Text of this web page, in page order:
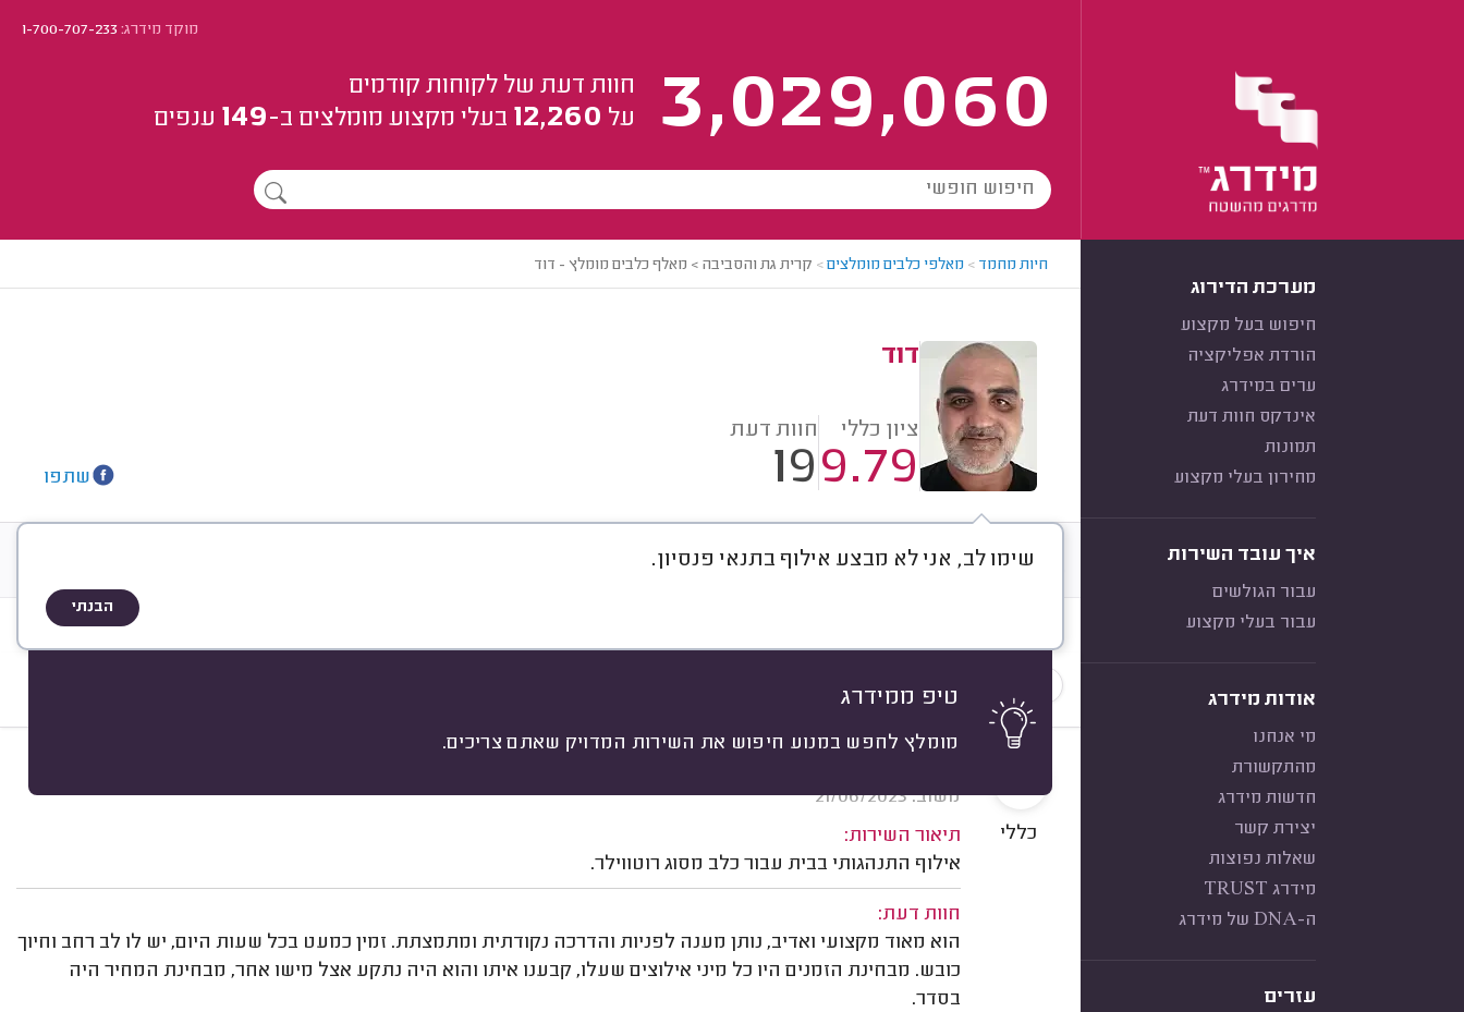
מוקד מידרג:1-700-707-233
3,029,060
חוות דעת של לקוחות קודמים
על 12,260 בעלי מקצוע מומלצים ב-149 ענפים
מערכת הדירוג
חיפוש בעל מקצוע
הורדת אפליקציה
ערים במידרג
אינדקס חוות דעת
תמונות
מחירון בעלי מקצוע
איך עובד השירות
עבור הגולשים
עבור בעלי מקצוע
אודות מידרג
מי אנחנו
מהתקשורת
חדשות מידרג
יצירת קשר
שאלות נפוצות
מידרג TRUST
ה-DNA של מידרג
עזרים
חיות מחמד > מאלפי כלבים מומלצים> קרית גת והסביבה > מאלף כלבים מומלץ - דוד
דוד
ציון כללי
9.79
חוות דעת
19 שתפו
שימו לב, אני לא מבצע אילוף בתנאי פנסיון.
הבנתי
טיפ ממידרג
מומלץ לחפש במנוע חיפוש את השירות המדויק שאתם צריכים.
דברו איתי חוות דעת מחירים
גור או כלב בוגר
משוב: 21/06/2023
תיאור השירות:
אילוף התנהגותי בבית עבור כלב מסוג רוטווילר.
חוות דעת:
הוא מאוד מקצועי ואדיב, נותן מענה לפניות והדרכה נקודתית ומתמצתת. זמין כמעט בכל שעות היום, יש לו לב רחב וחיוך
כובש. מבחינת הזמנים היו כל מיני אילוצים שעלו, קבענו איתו והוא היה נתקע אצל מישו אחר, מבחינת המחיר היה
בסדר.
9
כללי